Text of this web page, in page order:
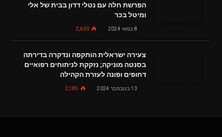
הפרשת חלה עם נטלי דדון בבית של אלי
ומיטל בכר
8 במאי 2024 2,630
צעירה ישראלית הותקפה ונדקרה בדירתה
בסנטה מוניקה; נזקקת לניתוחים רפואיים
דחופים ופונה לעזרת הקהילה
13 בנובמבר 2024 2,185